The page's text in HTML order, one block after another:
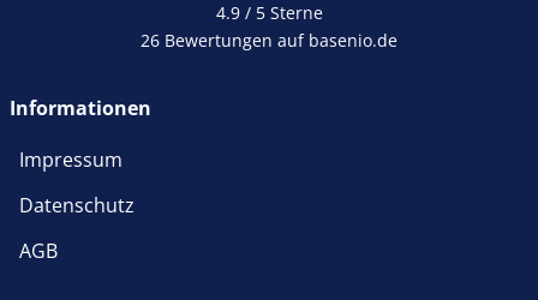
4.9 / 5Sterne
26 Bewertungen auf basenio.de
Informationen
Impressum
Datenschutz
AGB